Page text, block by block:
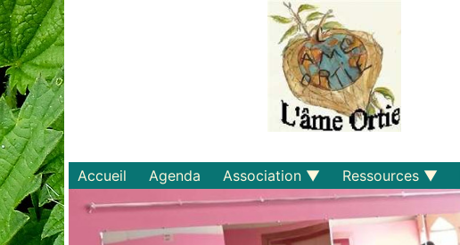
Accueil
Agenda
Association
Qui sommes-nous ?
Statuts et règlements
Ressources
Savoirs
Matériel